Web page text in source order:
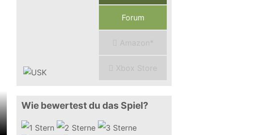
Forum
Amazon*
Xbox Store
Wie bewertest du das Spiel?